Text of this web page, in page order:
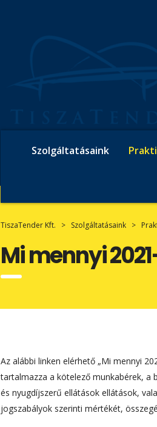
Szolgáltatásaink
TiszaTender Kft. > Szolgáltatásaink >
Mi mennyi
Az alábbi linken elérhető „Mi mennyi
tartalmazza a kötelező munkabérek, a
és nyugdíjszerű ellátások ellátások,
jogszabályok szerinti mértékét,